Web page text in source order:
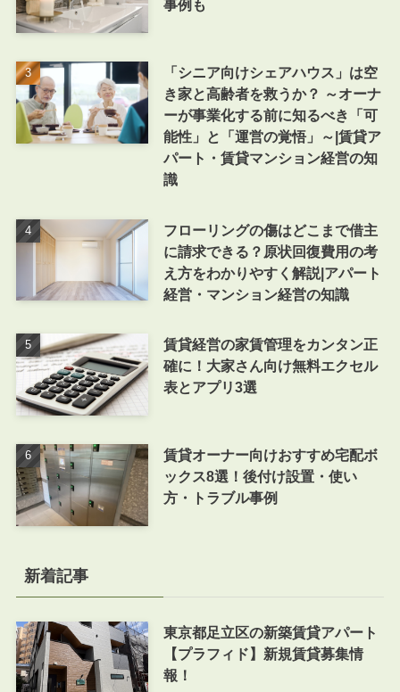
事例も
「シニア向けシェアハウス」は空
き家と高齢者を救うか？ ～オーナ
ーが事業化する前に知るべき「可
能性」と「運営の覚悟」～|賃貸ア
パート・賃貸マンション経営の知
識
フローリングの傷はどこまで借主
に請求できる？原状回復費用の考
え方をわかりやすく解説|アパート
経営・マンション経営の知識
賃貸経営の家賃管理をカンタン正
確に！大家さん向け無料エクセル
表とアプリ3選
賃貸オーナー向けおすすめ宅配ボ
ックス8選！後付け設置・使い
方・トラブル事例
新着記事
東京都足立区の新築賃貸アパート
【プラフィド】新規賃貸募集情
報！